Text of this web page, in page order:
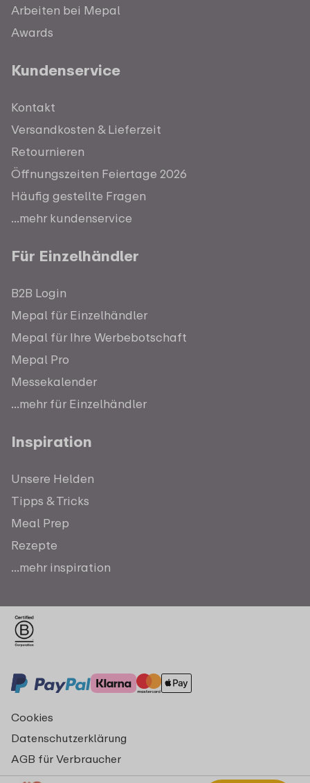
Arbeiten bei Mepal
Awards
Kundenservice
Kontakt
Versandkosten & Lieferzeit
Retournieren
Öffnungszeiten Feiertage 2026
Häufig gestellte Fragen
...mehr kundenservice
Für Einzelhändler
B2B Login
Mepal für Einzelhändler
Mepal für Ihre Werbebotschaft
Mepal Pro
Messekalender
...mehr für Einzelhändler
Inspiration
Unsere Helden
Tipps & Tricks
Meal Prep
Rezepte
...mehr inspiration
Cookies
Datenschutzerklärung
AGB für Verbraucher
Impressum